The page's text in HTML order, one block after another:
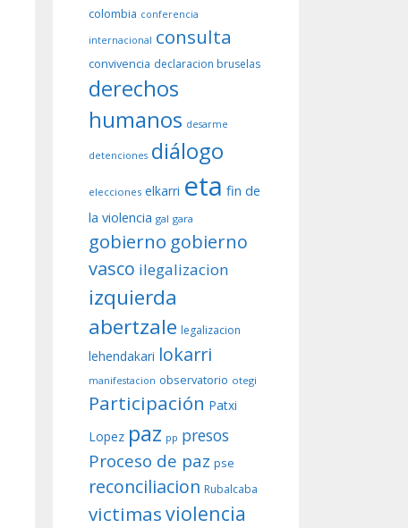
colombia conferencia
internacional consulta
convivencia declaracion bruselas
derechos
humanos desarme
detenciones diálogo
elecciones elkarri eta fin de
la violencia gal gara
gobierno gobierno
vasco ilegalizacion
izquierda
abertzale legalizacion
lehendakari lokarri
manifestacion observatorio otegi
Participación Patxi
Lopez paz pp presos
Proceso de paz pse
reconciliacion Rubalcaba
victimasviolencia